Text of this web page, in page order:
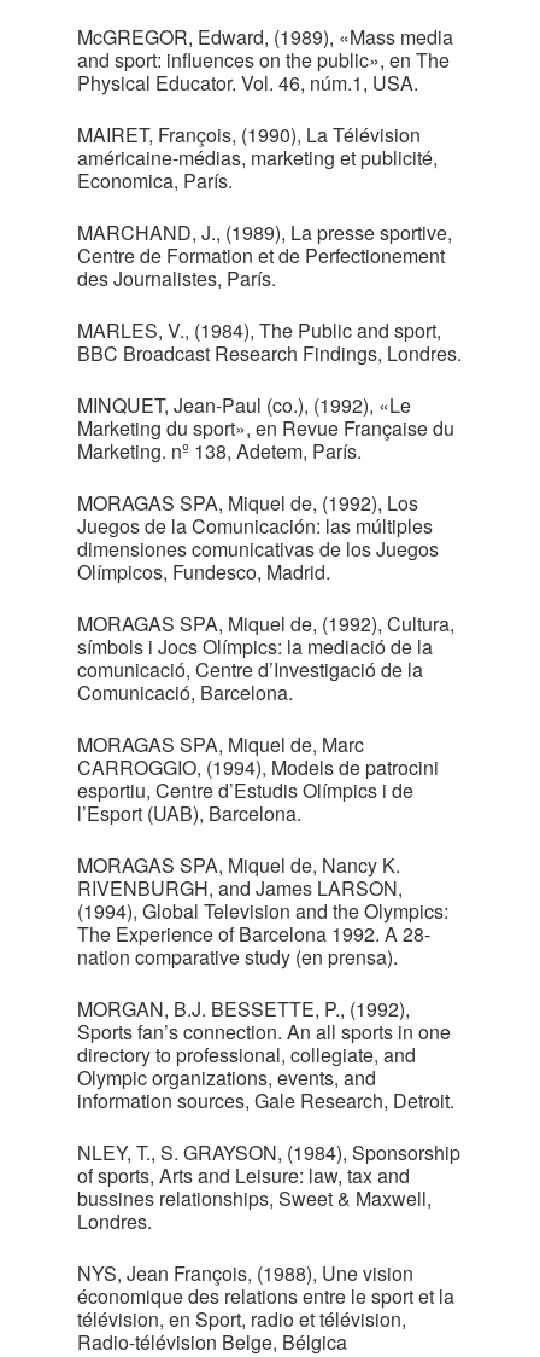
McGREGOR, Edward, (1989), «Mass media
and sport: influences on the public», en The
Physical Educator. Vol. 46, núm.1, USA.
MAIRET, François, (1990), La Télévision
américaine-médias, marketing et publicité,
Economica, París.
MARCHAND, J., (1989), La presse sportive,
Centre de Formation et de Perfectionement
des Journalistes, París.
MARLES, V., (1984), The Public and sport,
BBC Broadcast Research Findings, Londres.
MINQUET, Jean-Paul (co.), (1992), «Le
Marketing du sport», en Revue Française du
Marketing. nº 138, Adetem, París.
MORAGAS SPA, Miquel de, (1992), Los
Juegos de la Comunicación: las múltiples
dimensiones comunicativas de los Juegos
Olímpicos, Fundesco, Madrid.
MORAGAS SPA, Miquel de, (1992), Cultura,
símbols i Jocs Olímpics: la mediació de la
comunicació, Centre d’Investigació de la
Comunicació, Barcelona.
MORAGAS SPA, Miquel de, Marc
CARROGGIO, (1994), Models de patrocini
esportiu, Centre d’Estudis Olímpics i de
l’Esport (UAB), Barcelona.
MORAGAS SPA, Miquel de, Nancy K.
RIVENBURGH, and James LARSON,
(1994), Global Television and the Olympics:
The Experience of Barcelona 1992. A 28-
nation comparative study (en prensa).
MORGAN, B.J. BESSETTE, P., (1992),
Sports fan’s connection. An all sports in one
directory to professional, collegiate, and
Olympic organizations, events, and
information sources, Gale Research, Detroit.
NLEY, T., S. GRAYSON, (1984), Sponsorship
of sports, Arts and Leisure: law, tax and
bussines relationships, Sweet & Maxwell,
Londres.
NYS, Jean François, (1988), Une vision
économique des relations entre le sport et la
télévision, en Sport, radio et télévision,
Radio-télévision Belge, Bélgica